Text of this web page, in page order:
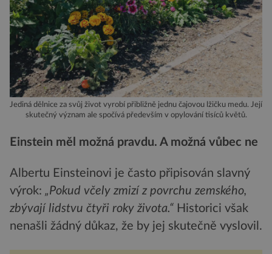
Jediná dělnice za svůj život vyrobí přibližně jednu čajovou lžičku medu. Její
skutečný význam ale spočívá především v opylování tisíců květů.
Einstein měl možná pravdu. A možná vůbec ne
Albertu Einsteinovi je často připisován slavný
výrok: „Pokud včely zmizí z povrchu zemského,
zbývají lidstvu čtyři roky života.“ Historici však
nenašli žádný důkaz, že by jej skutečně vyslovil.